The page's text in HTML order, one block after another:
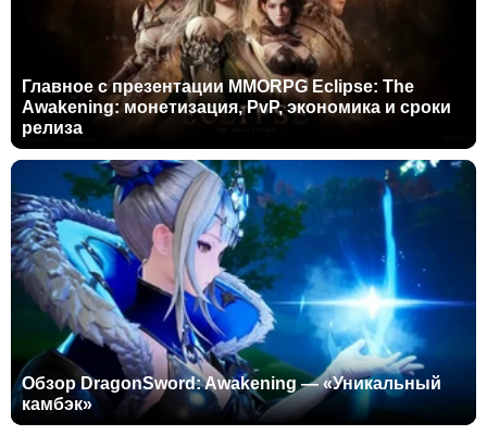
Главное с презентации MMORPG Eclipse: The
Awakening: монетизация, PvP, экономика и сроки
релиза
Обзор DragonSword: Awakening — «Уникальный
камбэк»